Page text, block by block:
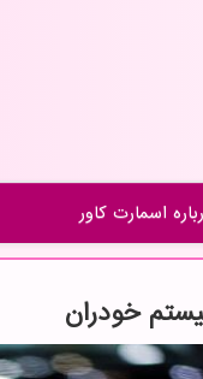
اسمارت كاور
خودران